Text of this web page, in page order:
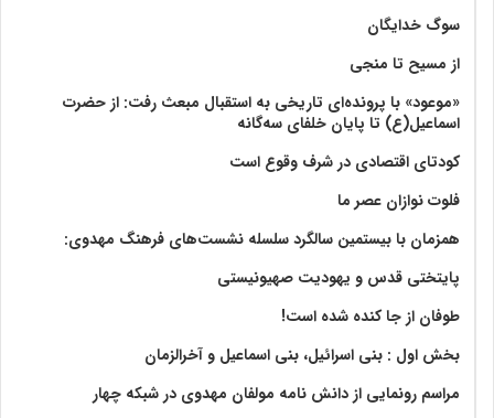
سوگ خدایگان
از مسیح تا منجی
«موعود» با پرونده‌ای تاریخی به استقبال مبعث رفت: از حضرت
اسماعیل(ع) تا پایان خلفای سه‌گانه
کودتای اقتصادی در شرف وقوع است
فلوت نوازان عصر ما
همزمان با بیستمین سالگرد سلسله نشست‌های فرهنگ مهدوی:‌
پایتختی قدس و یهودیت صهیونیستی
طوفان از جا کنده شده است!
بخش اول : بنی اسرائیل، بنی اسماعیل و آخرالزمان
مراسم رونمایی از دانش نامه مولفان مهدوی در شبکه چهار